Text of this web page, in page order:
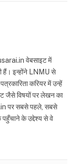
वेबसाइट में
हैं। इन्होंने LNMU से
करियर में उन्हें
जैसे विषयों पर लेखन का
पर सबसे पहले, सबसे
के उद्देश्य से वे